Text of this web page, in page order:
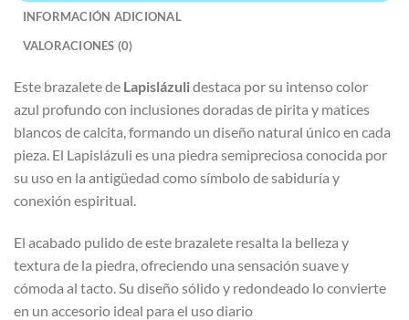
INFORMACIÓN ADICIONAL
VALORACIONES (0)
Este brazalete de Lapislázulidestaca por su intenso color
azul profundo con inclusiones doradas de pirita y matices
blancos de calcita, formando un diseño natural único en cada
pieza. El Lapislázuli es una piedra semipreciosa conocida por
su uso en la antigüedad como símbolo de sabiduría y
conexión espiritual.
El acabado pulido de este brazalete resalta la belleza y
textura de la piedra, ofreciendo una sensación suave y
cómoda al tacto. Su diseño sólido y redondeado lo convierte
en un accesorio ideal para el uso diario